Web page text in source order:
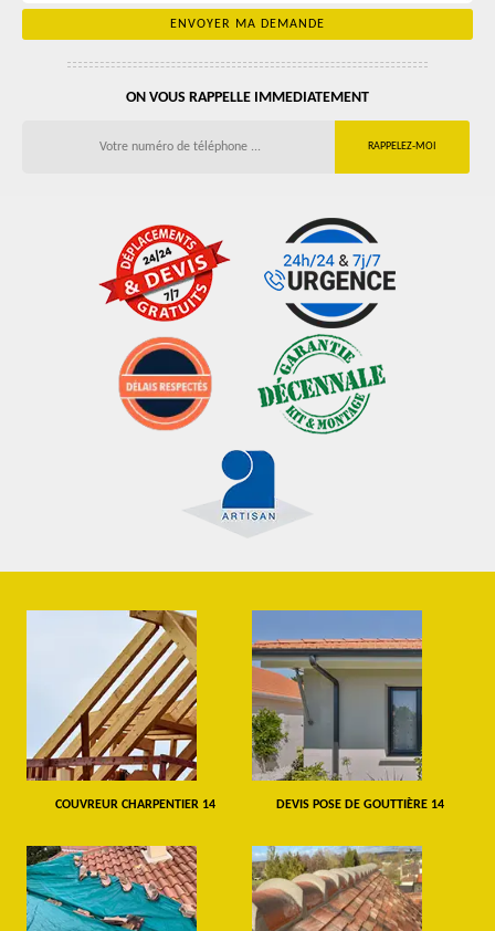
ON VOUS RAPPELLE IMMEDIATEMENT
COUVREUR CHARPENTIER 14 DEVIS POSE DE GOUTTIÈRE 14